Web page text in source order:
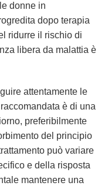
donne in
dopo terapia
ridurre il rischio di
libera da malattia è
attentamente le
è di una
preferibilmente
del principio
può variare
e della risposta
mantenere una